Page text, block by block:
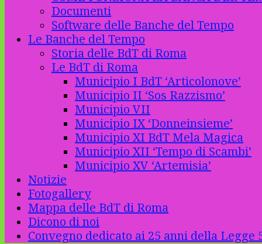
Documenti
Software delle Banche del Tempo
Le Banche del Tempo
Storia delle BdT di Roma
Le BdT di Roma
Municipio I BdT ‘Articolonove’
Municipio II ‘Sos Razzismo’
Municipio VII
Municipio IX ‘Donneinsieme’
Municipio XI BdT Mela Magica
Municipio XII ‘Tempo di Scambi’
Municipio XV ‘Artemisia’
Notizie
Fotogallery
Mappa delle BdT di Roma
Dicono di noi
Convegno dedicato ai 25 anni della Legge